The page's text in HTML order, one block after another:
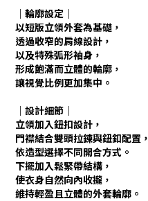
｜輪廓設定｜
以短版立領外套為基礎，
透過收窄的肩線設計，
以及特殊弧形袖身，
形成飽滿而立體的輪廓，
讓視覺比例更加集中。
｜設計細節｜
立領加入鈕扣設計，
門襟結合雙頭拉鍊與鈕釦配置，
依造型選擇不同開合方式。
下擺加入鬆緊帶結構，
使衣身自然向內收攏，
維持輕盈且立體的外套輪廓。